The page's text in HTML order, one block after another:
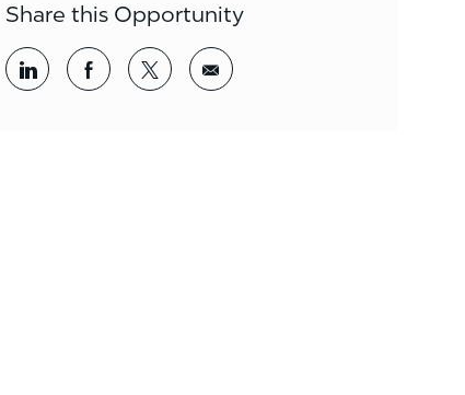
Share this Opportunity
Share via LinkedInShare via Facebook
Share via twitterShare via email